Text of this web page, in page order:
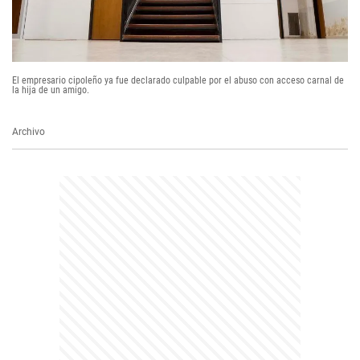
El empresario cipoleño ya fue declarado culpable por el abuso con acceso carnal de
la hija de un amigo.
Archivo